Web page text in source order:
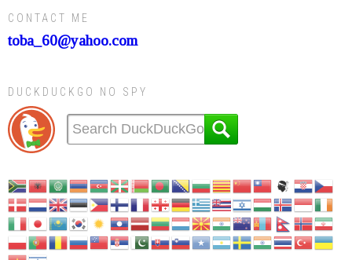
CONTACT ME
toba_60@yahoo.com
DUCKDUCKGO NO SPY